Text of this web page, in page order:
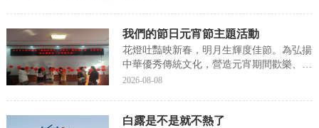
我們的節日元宵節主題活動
花燈吐豔映新春，明月生輝度佳節。為弘揚
中華優秀傳統文化，營造元宵期間歡樂、祥
和的節日氛圍，2月4日，德州市甯津縣長官
字時事熱詞）”“鐮好卻無鐵，吉兆偏添水
2026-08-08
白露是不是就不熱了